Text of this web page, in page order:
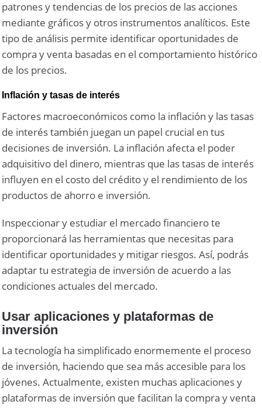
patrones y tendencias de los precios de las acciones
mediante gráficos y otros instrumentos analíticos. Este
tipo de análisis permite identificar oportunidades de
compra y venta basadas en el comportamiento histórico
de los precios.
Inflación y tasas de interés
Factores macroeconómicos como la inflación y las tasas
de interés también juegan un papel crucial en tus
decisiones de inversión. La inflación afecta el poder
adquisitivo del dinero, mientras que las tasas de interés
influyen en el costo del crédito y el rendimiento de los
productos de ahorro e inversión.
Inspeccionar y estudiar el mercado financiero te
proporcionará las herramientas que necesitas para
identificar oportunidades y mitigar riesgos. Así, podrás
adaptar tu estrategia de inversión de acuerdo a las
condiciones actuales del mercado.
Usar aplicaciones y plataformas de
inversión
La tecnología ha simplificado enormemente el proceso
de inversión, haciendo que sea más accesible para los
jóvenes. Actualmente, existen muchas aplicaciones y
plataformas de inversión que facilitan la compra y venta